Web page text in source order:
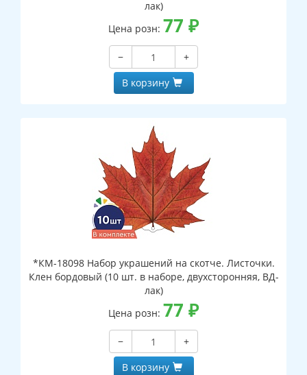
лак)
Цена розн: 77 ₽
−
+
В корзину
*КМ-18098 Набор украшений на скотче. Листочки.
Клен бордовый (10 шт. в наборе, двухсторонняя, ВД-
лак)
Цена розн: 77 ₽
−
+
В корзину